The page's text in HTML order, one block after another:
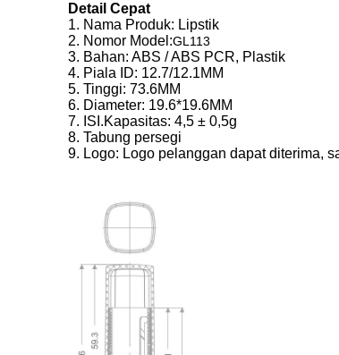
Detail Cepat
1. Nama Produk: Lipstik
2. Nomor Model:GL113
3. Bahan: ABS / ABS PCR, Plastik
4. Piala ID: 12.7/12.1MM
5. Tinggi: 73.6MM
6. Diameter: 19.6*19.6MM
7. ISI.Kapasitas: 4,5 ± 0,5g
8. Tabung persegi
9. Logo: Logo pelanggan dapat diterima,